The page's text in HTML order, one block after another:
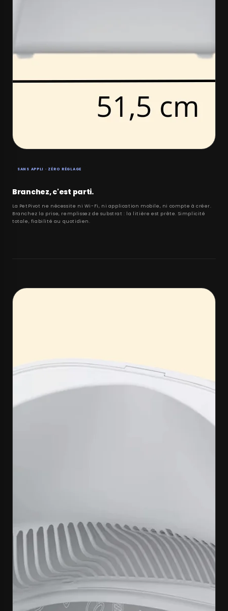
SANS APPLI · ZÉRO RÉGLAGE
Branchez, c'est parti.
La PetPivot ne nécessite ni Wi-Fi, ni application mobile, ni compte à créer.
Branchez la prise, remplissez de substrat : la litière est prête. Simplicité
totale, fiabilité au quotidien.